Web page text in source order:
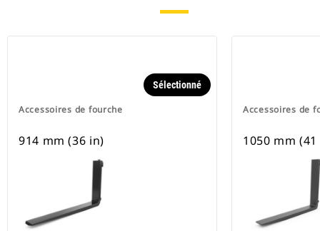
Accessoires de fourche
Sélectionné
914 mm (36 in)
Accessoires de
1050 mm